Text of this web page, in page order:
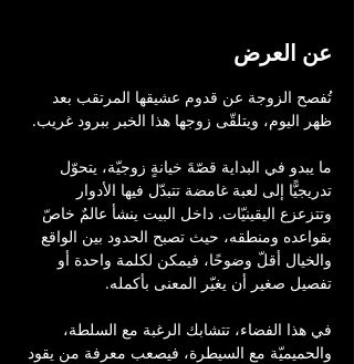
عن العرض
تُفصح الزوجة عن قدوم عشيقها المرتقب بعد
ظهر اليوم، ويتلقّى زوجها هذا الخبر ببرود غريب.
ما يبدو في البداية قصّةَ خيانةٍ زوجيّة، يتحوّل
تدريجيًّا إلى لعبة غامضة تتبدّل فيها الأدوار
وتتزعزع اليقينيّات. داخل البيت ينشأ عالمٌ خاصّ
بقواعده ومنطقه، حيث تصبح الحدود بين الواقع
والخيال أقلّ وضوحًا، فيمكن لكلمة واحدة أو
تفصيل صغير أن يغيّر المعنى بأكمله.
في هذا الفضاء، تتشابك الرغبة مع السلطة،
والحميميّة مع السيطرة، فيصعب معرفة من يقود